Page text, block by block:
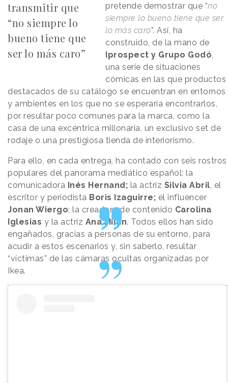
transmitir que
“no siempre lo
bueno tiene que
ser lo más caro”
pretende demostrar que “no
siempre lo bueno tiene que ser
lo más caro”. Así, ha
construido, de la mano de
Iprospect y Grupo Godó,
una serie de situaciones
cómicas en las que productos
destacados de su catálogo se encuentran en entornos
y ambientes en los que no se esperaría encontrarlos,
por resultar poco comunes para la marca, como la
casa de una excéntrica millonaria, un exclusivo set de
rodaje o una prestigiosa tienda de interiorismo.
Para ello, en cada entrega, ha contado con seis rostros
populares del panorama mediático español: la
comunicadora Inés Hernand; la actriz Silvia Abril, el
escritor y periodista Boris Izaguirre; el influencer
Jonan Wiergo; la creadora de contenido Carolina
Iglesias y la actriz Ana Milán. Todos ellos han sido
engañados, gracias a personas de su entorno, para
acudir a estos escenarios y, sin saberlo, resultar
“víctimas” de las cámaras ocultas organizadas por
Ikea.